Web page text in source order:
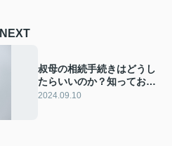
NEXT
叔母の相続手続きはどうし
たらいいのか？知っておく
べき注意点を解説！
2024.09.10